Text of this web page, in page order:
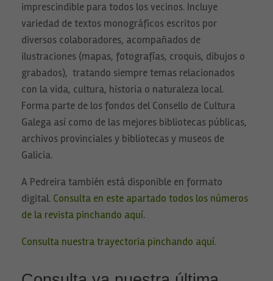
imprescindible para todos los vecinos. Incluye
variedad de textos monográficos escritos por
diversos colaboradores, acompañados de
ilustraciones (mapas, fotografías, croquis, dibujos o
grabados), tratando siempre temas relacionados
con la vida, cultura, historia o naturaleza local.
Forma parte de los fondos del Consello de Cultura
Galega así como de las mejores bibliotecas públicas,
archivos provinciales y bibliotecas y museos de
Galicia.
A Pedreira también está disponible en formato
digital. Consulta en este apartado todos los números
de la revista pinchando aquí.
Consulta nuestra trayectoria pinchando aquí.